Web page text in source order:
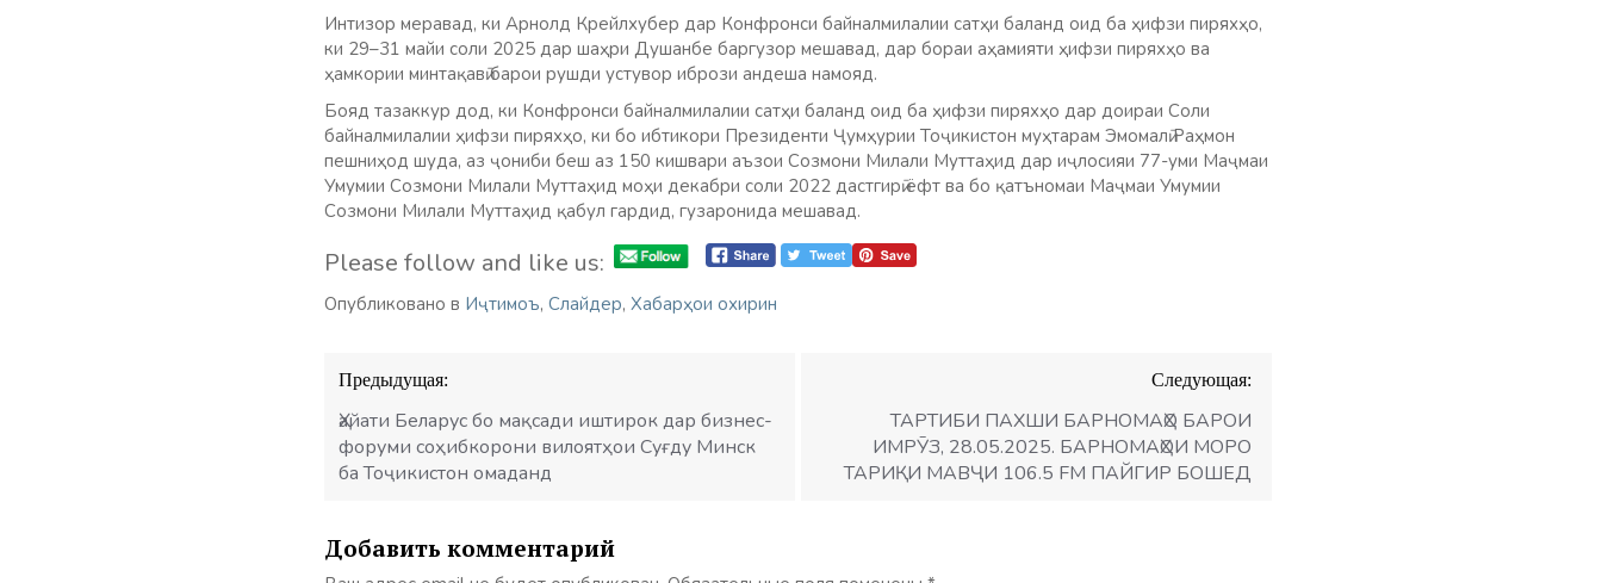
Интизор меравад, ки Арнолд Крейлхубер дар Конфронси байналмилалии сатҳи баланд оид ба ҳифзи пиряхҳо,
ки 29–31 майи соли 2025 дар шаҳри Душанбе баргузор мешавад, дар бораи аҳамияти ҳифзи пиряхҳо ва
ҳамкории минтақавӣ барои рушди устувор ибрози андеша намояд.
Бояд тазаккур дод, ки Конфронси байналмилалии сатҳи баланд оид ба ҳифзи пиряхҳо дар доираи Соли
байналмилалии ҳифзи пиряхҳо, ки бо ибтикори Президенти Ҷумҳурии Тоҷикистон муҳтарам Эмомалӣ Раҳмон
пешниҳод шуда, аз ҷониби беш аз 150 кишвари аъзои Созмони Милали Муттаҳид дар иҷлосияи 77-уми Маҷмаи
Умумии Созмони Милали Муттаҳид моҳи декабри соли 2022 дастгирӣ ёфт ва бо қатъномаи Маҷмаи Умумии
Созмони Милали Муттаҳид қабул гардид, гузаронида мешавад.
Please follow and like us:
Опубликовано в Иҷтимоъ, Слайдер, Хабарҳои охирин
Навигация
по
записям
Предыдущая:
Ҳайати Беларус бо мақсади иштирок дар бизнес-
форуми соҳибкорони вилоятҳои Суғду Минск
ба Тоҷикистон омаданд
Следующая:
ТАРТИБИ ПАХШИ БАРНОМАҲО БАРОИ
ИМРӮЗ, 28.05.2025. БАРНОМАҲОИ МОРО
ТАРИҚИ МАВҶИ 106.5 FM ПАЙГИР БОШЕД
Добавить комментарий